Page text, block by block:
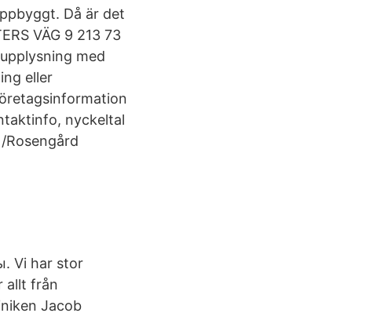
Då är det
VÄG 9 213 73
med
eller
nyckeltal
Vi har stor
allt från
Jacob